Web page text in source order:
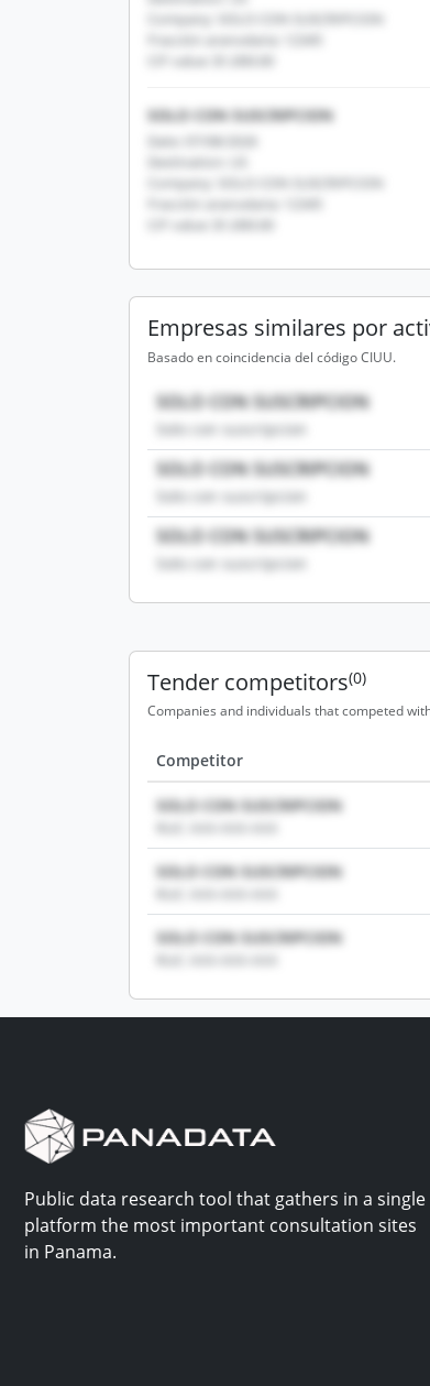
Company: SOLO CON SUSCRIPCION
Fracción arancelaria: 12345
CIF value: $1,000.00
SOLO CON SUSCRIPCION
Date: 07/08/2026
Destination: US
Company: SOLO CON SUSCRIPCION
Fracción arancelaria: 12345
CIF value: $1,000.00
Empresas similares por
Basado en coincidencia del código CIUU.
SOLO CON SUSCRIPCION
Solo con suscripcion
SOLO CON SUSCRIPCION
Solo con suscripcion
SOLO CON SUSCRIPCION
Solo con suscripcion
Tender competitors(0)
Companies and individuals that competed
Competitor
SOLO CON SUSCRIPCION
SOLO CON SUSCRIPCION
SOLO CON SUSCRIPCION
Public data research tool that gathers in a single
platform the most important consultation sites
in Panama.